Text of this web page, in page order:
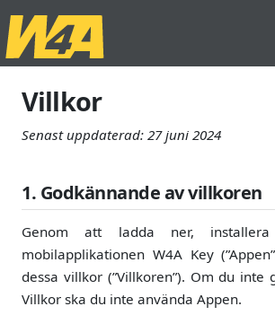
Villkor
Senast uppdaterad: 27 juni 2024
1. Godkännande av villkoren
Genom att ladda ner,
mobilapplikationen W4A Key
dessa villkor (”Villkoren”). Om du inte
Villkor ska du inte använda Appen.